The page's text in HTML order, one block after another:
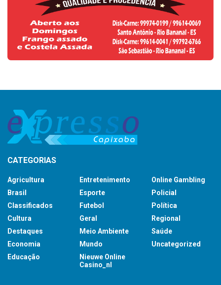
CATEGORIAS
Agricultura
Brasil
Classificados
Cultura
Destaques
Economia
Educação
Entretenimento
Esporte
Futebol
Geral
Meio Ambiente
Mundo
Nieuwe Online
Casino_nl
Online Gambling
Policial
Política
Regional
Saúde
Uncategorized